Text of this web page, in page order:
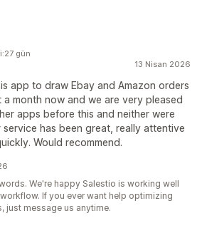
13 Nisan 2026
app to draw Ebay and Amazon orders
month now and we are very pleased
apps before this and neither were
has been great, really attentive
Would recommend.
gün
We're happy Salestio is working well
If you ever want help optimizing
just message us anytime.